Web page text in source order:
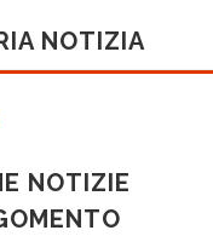
NOTIZIA
NOTIZIE